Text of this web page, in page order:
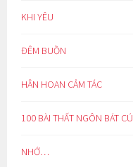
KHI YÊU
ĐÊM BUỒN
HÂN HOAN CẢM TÁC
100 BÀI THẤT NGÔN BÁT CÚ
NHỚ…